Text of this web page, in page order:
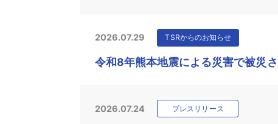
2026.07.29 TSRからのお知らせ
令和8年熊本地震による災害で被災
2026.07.24 プレスリリース